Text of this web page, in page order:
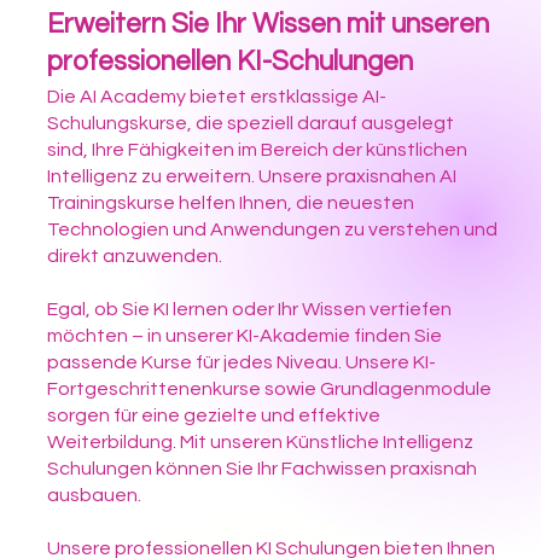
Erweitern Sie Ihr Wissen mit unseren
professionellen KI-Schulungen
Die AI Academy bietet erstklassige AI-
Schulungskurse, die speziell darauf ausgelegt
sind, Ihre Fähigkeiten im Bereich der künstlichen
Intelligenz zu erweitern. Unsere praxisnahen AI
Trainingskurse helfen Ihnen, die neuesten
Technologien und Anwendungen zu verstehen und
direkt anzuwenden.
Egal, ob Sie KI lernen oder Ihr Wissen vertiefen
möchten – in unserer KI-Akademie finden Sie
passende Kurse für jedes Niveau. Unsere KI-
Fortgeschrittenenkurse sowie Grundlagenmodule
sorgen für eine gezielte und effektive
Weiterbildung. Mit unseren Künstliche Intelligenz
Schulungen können Sie Ihr Fachwissen praxisnah
ausbauen.
Unsere professionellen KI Schulungen bieten Ihnen